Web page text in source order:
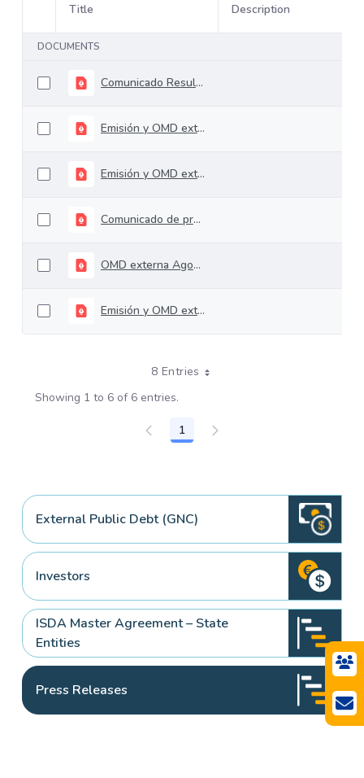
Item Selection
Title Description
DOCUMENTS
Comunicado Resultados Abr 2025 - Abr 2026 VF
Emisión y OMD externa Noviembre 2025
Emisión y OMD externa Septiembre 2025
Comunicado de prensa omd's Interna y Externa 2025
OMD externa Agosto 2025
Emisión y OMD externa Abril 2025
8 Entries
Showing 1 to 6 of 6 entries.
Page
1
External Public Debt (GNC)
Investors
ISDA Master Agreement – State
Entities
Press Releases